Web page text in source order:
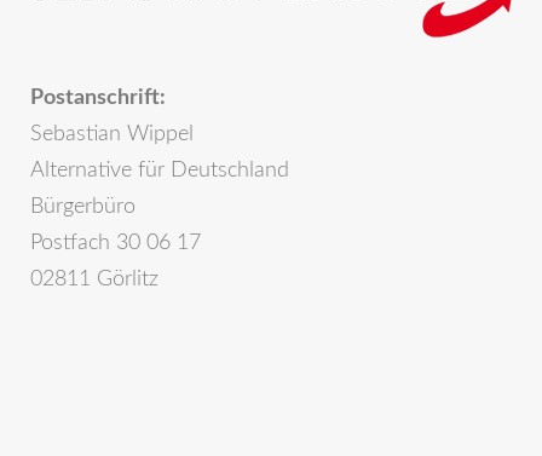
Postanschrift:
Sebastian Wippel
Alternative für Deutschland
Bürgerbüro
Postfach 30 06 17
02811 Görlitz